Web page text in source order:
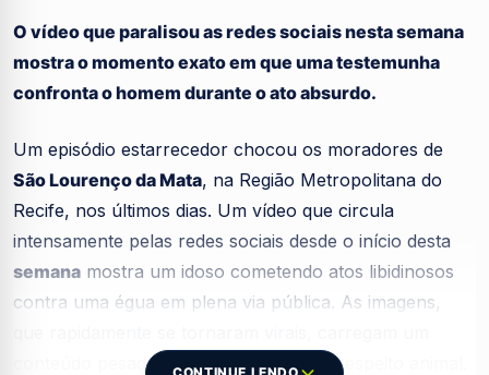
O vídeo que paralisou as redes sociais nesta semana
mostra o momento exato em que uma testemunha
confronta o homem durante o ato absurdo.
Um episódio estarrecedor chocou os moradores de
São Lourenço da Mata, na Região Metropolitana do
Recife, nos últimos dias. Um vídeo que circula
intensamente pelas redes sociais desde o início desta
semana mostra um idoso cometendo atos libidinosos
contra uma égua em plena via pública. As imagens,
conteúdo pesado de maus-tratos e desrespeito animal.